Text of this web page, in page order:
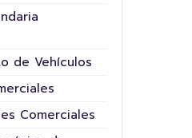
de Vehículos
Comerciales